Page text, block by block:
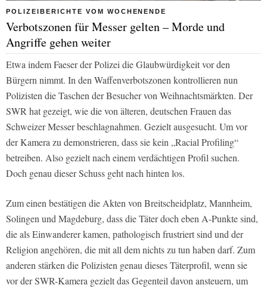
POLIZEIBERICHTE VOM WOCHENENDE
Verbotszonen für Messer gelten – Morde und
Angriffe gehen weiter
Etwa indem Faeser der Polizei die Glaubwürdigkeit vor den
Bürgern nimmt. In den Waffenverbotszonen kontrollieren nun
Polizisten die Taschen der Besucher von Weihnachtsmärkten. Der
SWR hat gezeigt, wie die von älteren, deutschen Frauen das
Schweizer Messer beschlagnahmen. Gezielt ausgesucht. Um vor
der Kamera zu demonstrieren, dass sie kein „Racial Profiling“
betreiben. Also gezielt nach einem verdächtigen Profil suchen.
Doch genau dieser Schuss geht nach hinten los.
Zum einen bestätigen die Akten von Breitscheidplatz, Mannheim,
Solingen und Magdeburg, dass die Täter doch eben A-Punkte sind,
die als Einwanderer kamen, pathologisch frustriert sind und der
Religion angehören, die mit all dem nichts zu tun haben darf. Zum
anderen stärken die Polizisten genau dieses Täterprofil, wenn sie
vor der SWR-Kamera gezielt das Gegenteil davon ansteuern, um